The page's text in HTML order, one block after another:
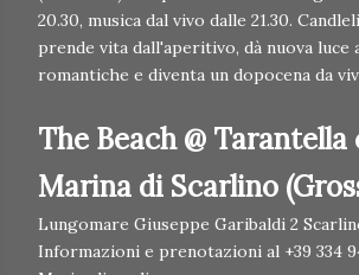
20.30, musica dal vivo dalle 21.30.
prende vita dall'aperitivo, dà nuova luce
romantiche e diventa un dopocena da
The Beach @
Marina di Scarlino
Lungomare Giuseppe Garibaldi 2
Informazioni e prenotazioni al +39 334